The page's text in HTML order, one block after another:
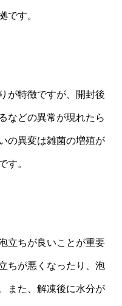
です。
が特徴ですが、開封後
などの異常が現れたら
の異変は雑菌の増殖が
す。
立ちが良いことが重要
ちが悪くなったり、泡
また、解凍後に水分が